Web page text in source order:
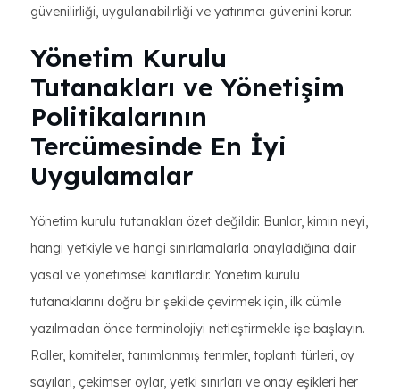
güvenilirliği, uygulanabilirliği ve yatırımcı güvenini korur.
Yönetim Kurulu
Tutanakları ve Yönetişim
Politikalarının
Tercümesinde En İyi
Uygulamalar
Yönetim kurulu tutanakları özet değildir. Bunlar, kimin neyi,
hangi yetkiyle ve hangi sınırlamalarla onayladığına dair
yasal ve yönetimsel kanıtlardır. Yönetim kurulu
tutanaklarını doğru bir şekilde çevirmek için, ilk cümle
yazılmadan önce terminolojiyi netleştirmekle işe başlayın.
Roller, komiteler, tanımlanmış terimler, toplantı türleri, oy
sayıları, çekimser oylar, yetki sınırları ve onay eşikleri her